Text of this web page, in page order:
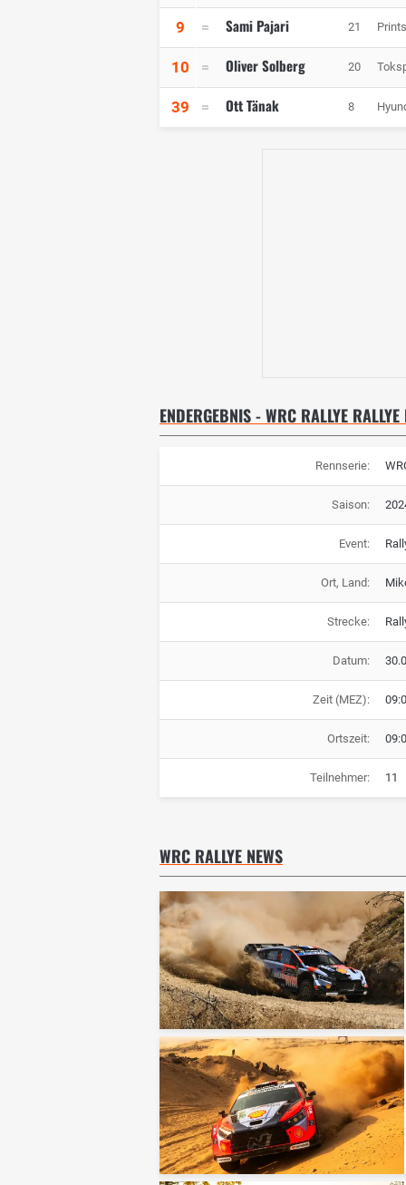
9 Sami Pajari 21
10 Oliver Solberg 20
39 Ott Tänak 8
ENDERGEBNIS - WRC RALLYE RALLYE
Rennserie:
Saison:
Event:
Ort, Land:
Strecke:
Datum:
Zeit (MEZ):
Ortszeit:
Teilnehmer: 11
WRC RALLYE NEWS